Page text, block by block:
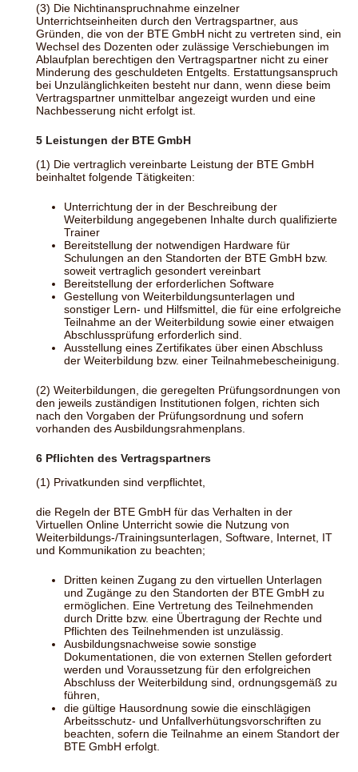
(3) Die Nichtinanspruchnahme einzelner
Unterrichtseinheiten durch den Vertragspartner, aus
Gründen, die von der BTE GmbH nicht zu vertreten sind, ein
Wechsel des Dozenten oder zulässige Verschiebungen im
Ablaufplan berechtigen den Vertragspartner nicht zu einer
Minderung des geschuldeten Entgelts. Erstattungsanspruch
bei Unzulänglichkeiten besteht nur dann, wenn diese beim
Vertragspartner unmittelbar angezeigt wurden und eine
Nachbesserung nicht erfolgt ist.
5 Leistungen der BTE GmbH
(1) Die vertraglich vereinbarte Leistung der BTE GmbH
beinhaltet folgende Tätigkeiten:
Unterrichtung der in der Beschreibung der
Weiterbildung angegebenen Inhalte durch qualifizierte
Trainer
Bereitstellung der notwendigen Hardware für
Schulungen an den Standorten der BTE GmbH bzw.
soweit vertraglich gesondert vereinbart
Bereitstellung der erforderlichen Software
Gestellung von Weiterbildungsunterlagen und
sonstiger Lern- und Hilfsmittel, die für eine erfolgreiche
Teilnahme an der Weiterbildung sowie einer etwaigen
Abschlussprüfung erforderlich sind.
Ausstellung eines Zertifikates über einen Abschluss
der Weiterbildung bzw. einer Teilnahmebescheinigung.
(2) Weiterbildungen, die geregelten Prüfungsordnungen von
den jeweils zuständigen Institutionen folgen, richten sich
nach den Vorgaben der Prüfungsordnung und sofern
vorhanden des Ausbildungsrahmenplans.
6 Pflichten des Vertragspartners
(1) Privatkunden sind verpflichtet,
die Regeln der BTE GmbH für das Verhalten in der
Virtuellen Online Unterricht sowie die Nutzung von
Weiterbildungs-/Trainingsunterlagen, Software, Internet, IT
und Kommunikation zu beachten;
Dritten keinen Zugang zu den virtuellen Unterlagen
und Zugänge zu den Standorten der BTE GmbH zu
ermöglichen. Eine Vertretung des Teilnehmenden
durch Dritte bzw. eine Übertragung der Rechte und
Pflichten des Teilnehmenden ist unzulässig.
Ausbildungsnachweise sowie sonstige
Dokumentationen, die von externen Stellen gefordert
werden und Voraussetzung für den erfolgreichen
Abschluss der Weiterbildung sind, ordnungsgemäß zu
führen,
die gültige Hausordnung sowie die einschlägigen
Arbeitsschutz- und Unfallverhütungsvorschriften zu
beachten, sofern die Teilnahme an einem Standort der
BTE GmbH erfolgt.